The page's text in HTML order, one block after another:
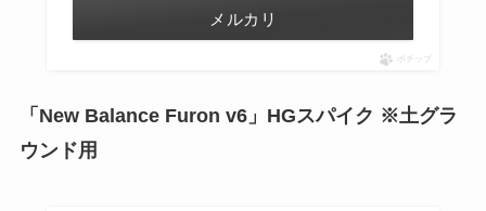
メルカリ
ポチップ
「New Balance Furon v6」HGスパイク ※土グラ
ウンド用